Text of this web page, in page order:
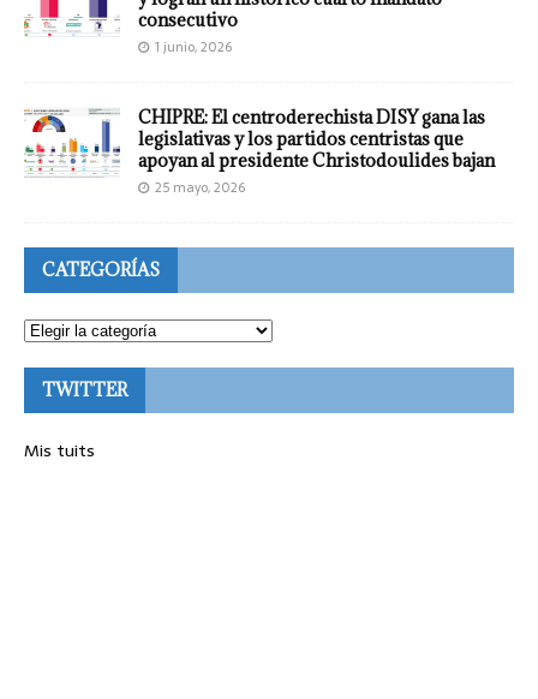
consecutivo
1 junio, 2026
CHIPRE: El centroderechista DISY gana las
legislativas y los partidos centristas que
apoyan al presidente Christodoulides bajan
25 mayo, 2026
CATEGORÍAS
TWITTER
Mis tuits